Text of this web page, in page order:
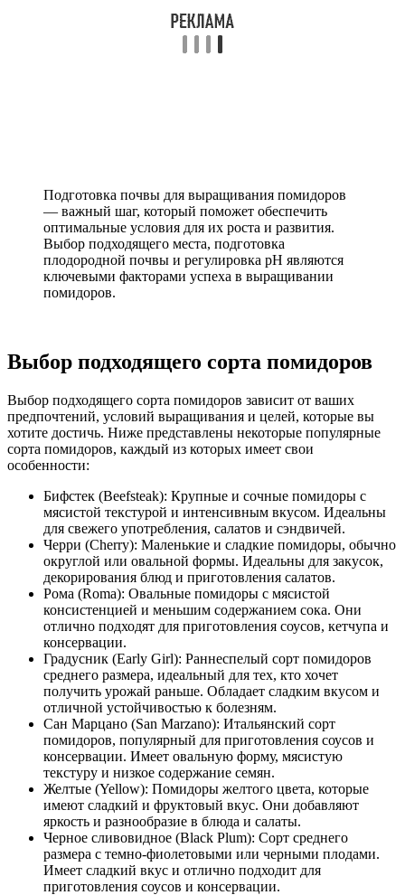
Подготовка почвы для выращивания помидоров
— важный шаг, который поможет обеспечить
оптимальные условия для их роста и развития.
Выбор подходящего места, подготовка
плодородной почвы и регулировка pH являются
ключевыми факторами успеха в выращивании
помидоров.
Выбор подходящего сорта помидоров
Выбор подходящего сорта помидоров зависит от ваших
предпочтений, условий выращивания и целей, которые вы
хотите достичь. Ниже представлены некоторые популярные
сорта помидоров, каждый из которых имеет свои
особенности:
Бифстек (Beefsteak): Крупные и сочные помидоры с
мясистой текстурой и интенсивным вкусом. Идеальны
для свежего употребления, салатов и сэндвичей.
Черри (Cherry): Маленькие и сладкие помидоры, обычно
округлой или овальной формы. Идеальны для закусок,
декорирования блюд и приготовления салатов.
Рома (Roma): Овальные помидоры с мясистой
консистенцией и меньшим содержанием сока. Они
отлично подходят для приготовления соусов, кетчупа и
консервации.
Градусник (Early Girl): Раннеспелый сорт помидоров
среднего размера, идеальный для тех, кто хочет
получить урожай раньше. Обладает сладким вкусом и
отличной устойчивостью к болезням.
Сан Марцано (San Marzano): Итальянский сорт
помидоров, популярный для приготовления соусов и
консервации. Имеет овальную форму, мясистую
текстуру и низкое содержание семян.
Желтые (Yellow): Помидоры желтого цвета, которые
имеют сладкий и фруктовый вкус. Они добавляют
яркость и разнообразие в блюда и салаты.
Черное сливовидное (Black Plum): Сорт среднего
размера с темно-фиолетовыми или черными плодами.
Имеет сладкий вкус и отлично подходит для
приготовления соусов и консервации.